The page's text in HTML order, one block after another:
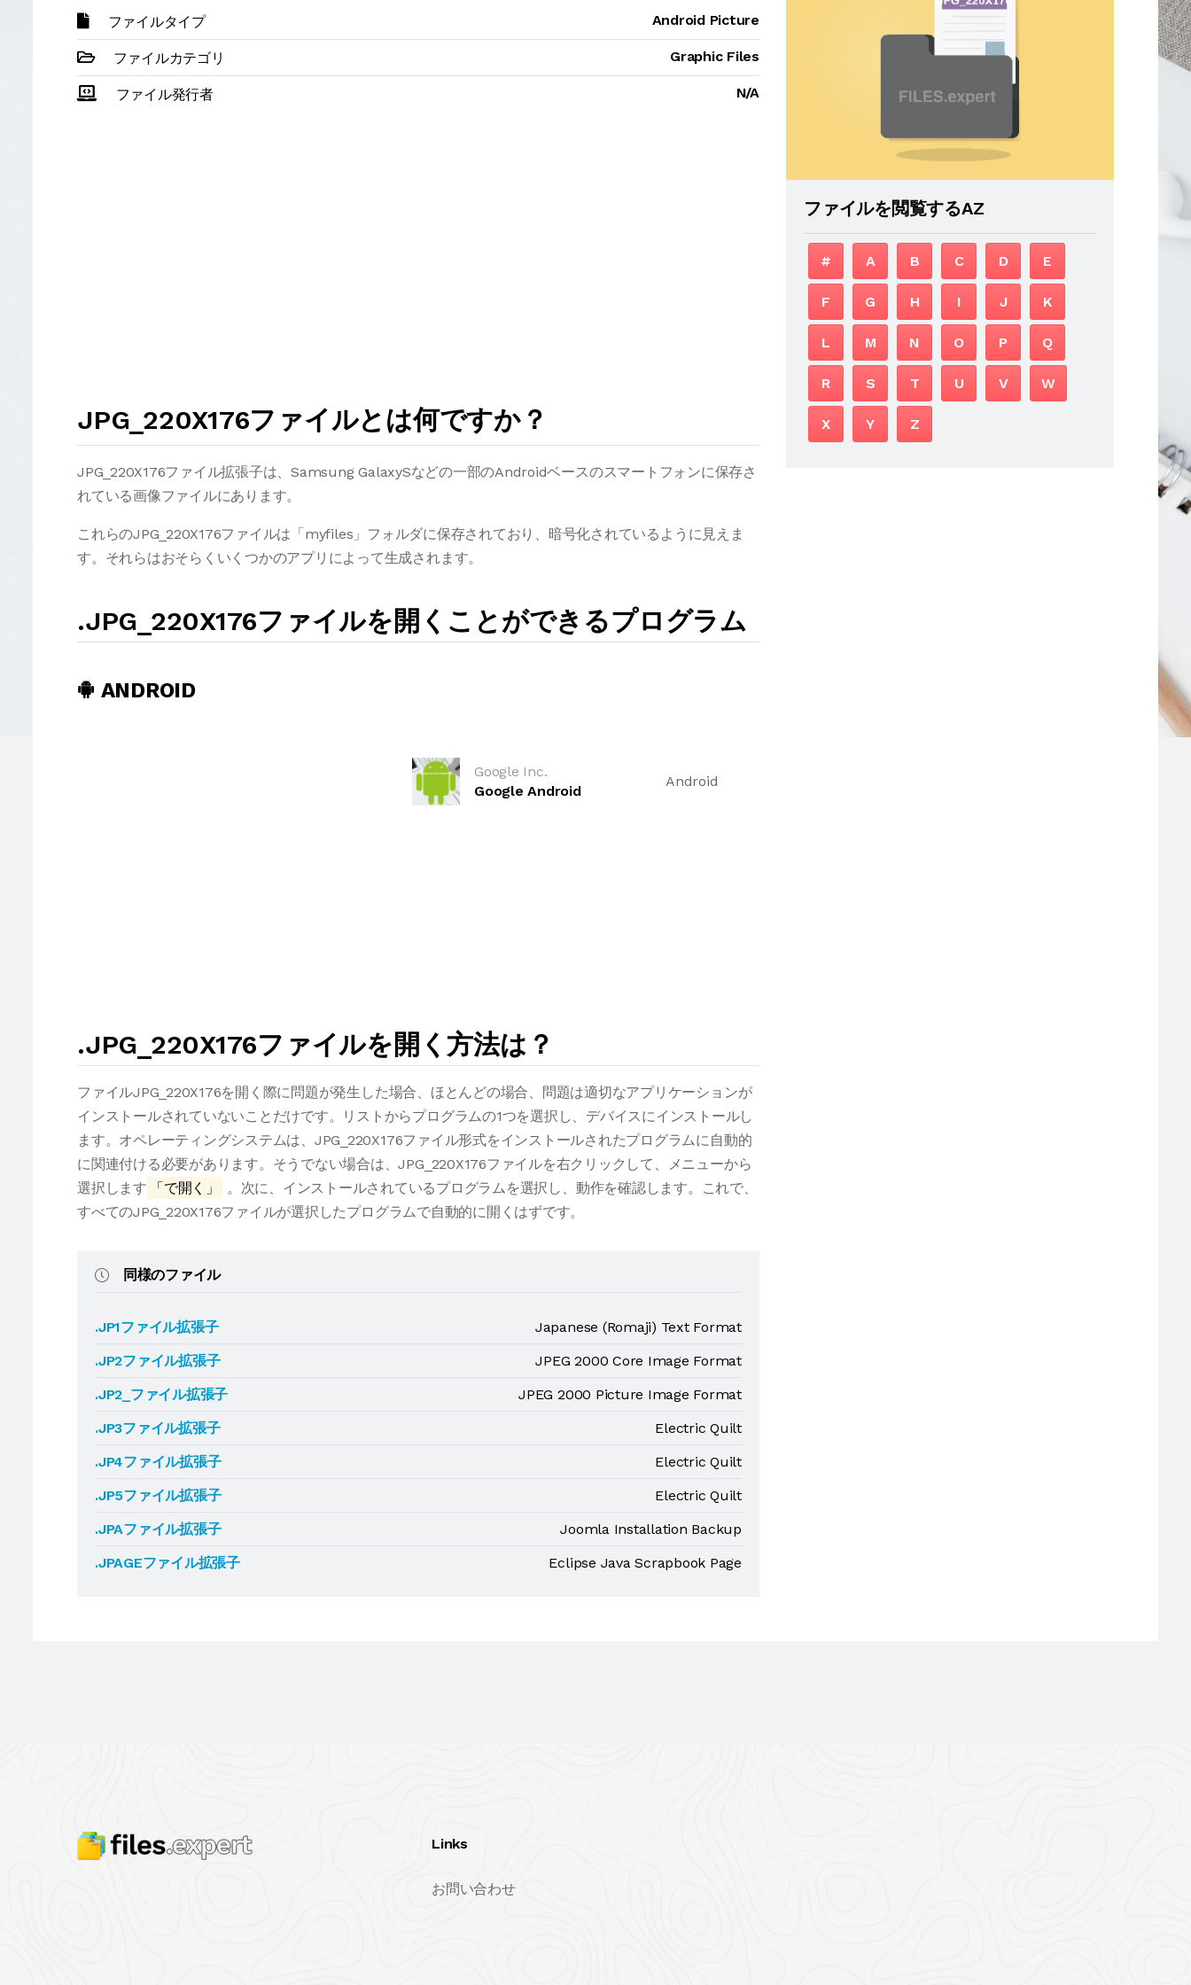
ファイルタイプ Android Picture
ファイルカテゴリ Graphic Files
ファイル発行者 N/A
JPG_220X176ファイルとは何ですか？
JPG_220X176ファイル拡張子は、Samsung GalaxySなどの一部のAndroidベースのスマートフォンに保存さ
れている画像ファイルにあります。
これらのJPG_220X176ファイルは「myfiles」フォルダに保存されており、暗号化されているように見えま
す。それらはおそらくいくつかのアプリによって生成されます。
.JPG_220X176ファイルを開くことができるプログラム
ANDROID
Google Inc.
Google Android
Android
.JPG_220X176ファイルを開く方法は？
ファイルJPG_220X176を開く際に問題が発生した場合、ほとんどの場合、問題は適切なアプリケーションが
インストールされていないことだけです。リストからプログラムの1つを選択し、デバイスにインストールし
ます。オペレーティングシステムは、JPG_220X176ファイル形式をインストールされたプログラムに自動的
に関連付ける必要があります。そうでない場合は、JPG_220X176ファイルを右クリックして、メニューから
選択します
「で開く」
。次に、インストールされているプログラムを選択し、動作を確認します。これで、
すべてのJPG_220X176ファイルが選択したプログラムで自動的に開くはずです。
同様のファイル
.JP1ファイル拡張子
Japanese (Romaji) Text Format
.JP2ファイル拡張子
JPEG 2000 Core Image Format
.JP2_ファイル拡張子
JPEG 2000 Picture Image Format
.JP3ファイル拡張子
Electric Quilt
.JP4ファイル拡張子
Electric Quilt
.JP5ファイル拡張子
Electric Quilt
.JPAファイル拡張子
Joomla Installation Backup
.JPAGEファイル拡張子
Eclipse Java Scrapbook Page
ファイルを閲覧するAZ
# A B C D E
F G H I J K
L M N O P Q
R S T U V W
X Y Z
Links
お問い合わせ